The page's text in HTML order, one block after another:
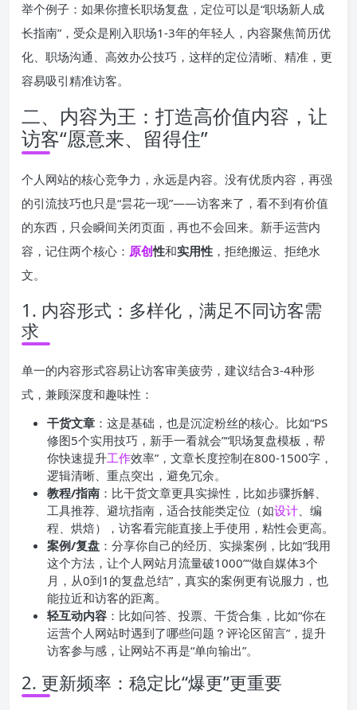
举个例子：如果你擅长职场复盘，定位可以是“职场新人成
长指南”，受众是刚入职场1-3年的年轻人，内容聚焦简历优
化、职场沟通、高效办公技巧，这样的定位清晰、精准，更
容易吸引精准访客。
二、内容为王：打造高价值内容，让
访客“愿意来、留得住”
个人网站的核心竞争力，永远是内容。没有优质内容，再强
的引流技巧也只是“昙花一现”——访客来了，看不到有价值
的东西，只会瞬间关闭页面，再也不会回来。新手运营内
容，记住两个核心： 原创性和实用性 ，拒绝搬运、拒绝水
文。
1. 内容形式：多样化，满足不同访客需
求
单一的内容形式容易让访客审美疲劳，建议结合3-4种形
式，兼顾深度和趣味性：
干货文章 ：这是基础，也是沉淀粉丝的核心。比如“PS
修图5个实用技巧，新手一看就会”“职场复盘模板，帮
你快速提升工作效率”，文章长度控制在800-1500字，
逻辑清晰、重点突出，避免冗余。
教程/指南 ：比干货文章更具实操性，比如步骤拆解、
工具推荐、避坑指南，适合技能类定位（如设计、编
程、烘焙），访客看完能直接上手使用，粘性会更高。
案例/复盘 ：分享你自己的经历、实操案例，比如“我用
这个方法，让个人网站月流量破1000”“做自媒体3个
月，从0到1的复盘总结”，真实的案例更有说服力，也
能拉近和访客的距离。
轻互动内容 ：比如问答、投票、干货合集，比如“你在
运营个人网站时遇到了哪些问题？评论区留言”，提升
访客参与感，让网站不再是“单向输出”。
2. 更新频率：稳定比“爆更”更重要